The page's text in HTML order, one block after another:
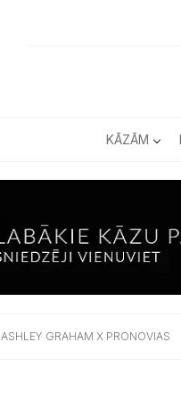
KĀZĀM
ASHLEY GRAHAM X PRONOVIAS